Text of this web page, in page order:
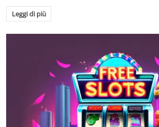
Leggi di più